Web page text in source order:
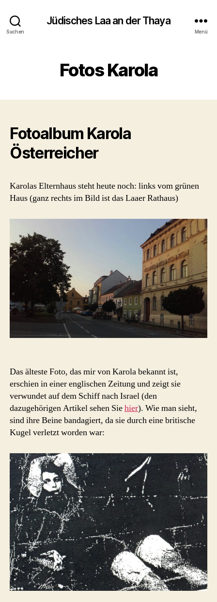
Suchen
Jüdisches Laa an der Thaya
Menü
Fotos Karola
Fotoalbum Karola
Österreicher
Karolas Elternhaus steht heute noch: links vom grünen
Haus (ganz rechts im Bild ist das Laaer Rathaus)
Das älteste Foto, das mir von Karola bekannt ist,
erschien in einer englischen Zeitung und zeigt sie
verwundet auf dem Schiff nach Israel (den
dazugehörigen Artikel sehen Siehier). Wie man sieht,
sind ihre Beine bandagiert, da sie durch eine britische
Kugel verletzt worden war: